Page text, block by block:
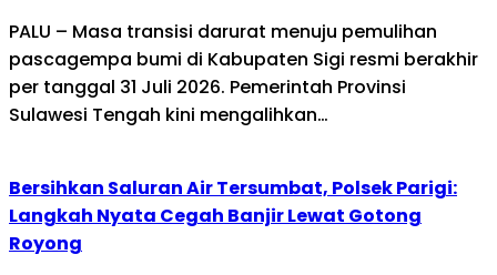
PALU – Masa transisi darurat menuju pemulihan
pascagempa bumi di Kabupaten Sigi resmi berakhir
per tanggal 31 Juli 2026. Pemerintah Provinsi
Sulawesi Tengah kini mengalihkan…
Bersihkan Saluran Air Tersumbat, Polsek Parigi:
Langkah Nyata Cegah Banjir Lewat Gotong
Royong